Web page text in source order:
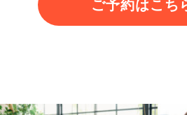
ご予約はこち